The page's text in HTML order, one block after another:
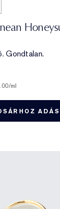
Gondtalan.
/ml
ADÁS